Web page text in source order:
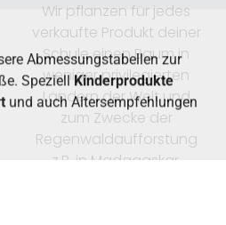
Wir pflanzen für jedes
verkaufte Produkt deiner
Schule einen Baum in
weniger privilegierten
Ländern der Welt und
zum Zwecke der
Regenwaldaufforstung
z.B. in Madagaskar.
und auch Altersempfehlungen